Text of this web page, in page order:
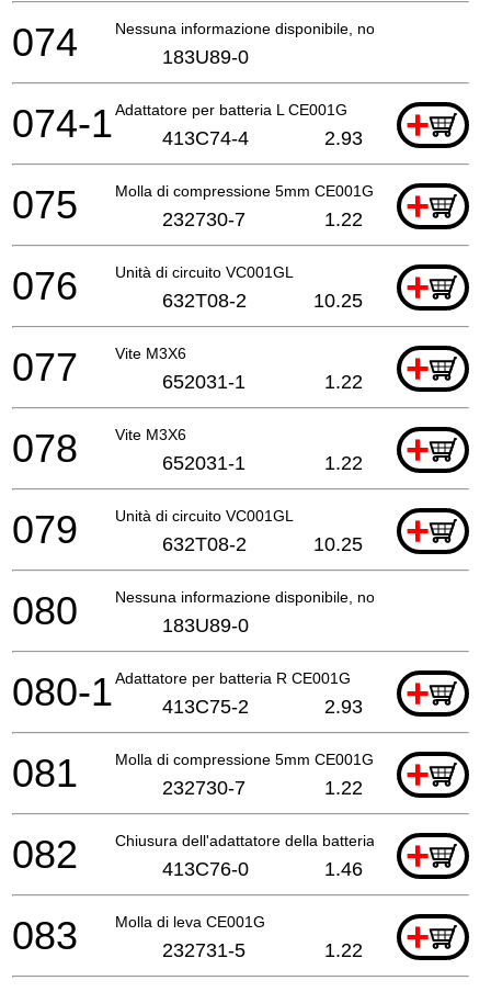
Nessuna informazione disponibile, non ordinabile
074 183U89-0
Adattatore per batteria L CE001G +
074-1 413C74-4 2.93
Molla di compressione 5mm CE001G +
075 232730-7 1.22
Unità di circuito VC001GL +
076 632T08-2 10.25
Vite M3X6 +
077 652031-1 1.22
Vite M3X6 +
078 652031-1 1.22
Unità di circuito VC001GL +
079 632T08-2 10.25
Nessuna informazione disponibile, non ordinabile
080 183U89-0
Adattatore per batteria R CE001G +
080-1 413C75-2 2.93
Molla di compressione 5mm CE001G +
081 232730-7 1.22
Chiusura dell'adattatore della batteria CE001G
+
082 413C76-0 1.46
Molla di leva CE001G +
083 232731-5 1.22